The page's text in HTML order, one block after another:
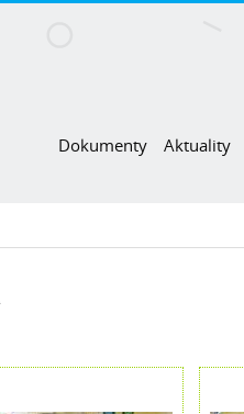
Dokumenty Aktuality